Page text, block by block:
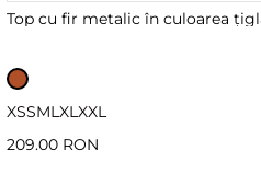
Top cu fir metalic în culoarea
XSSML XL XXL
209.00 RON